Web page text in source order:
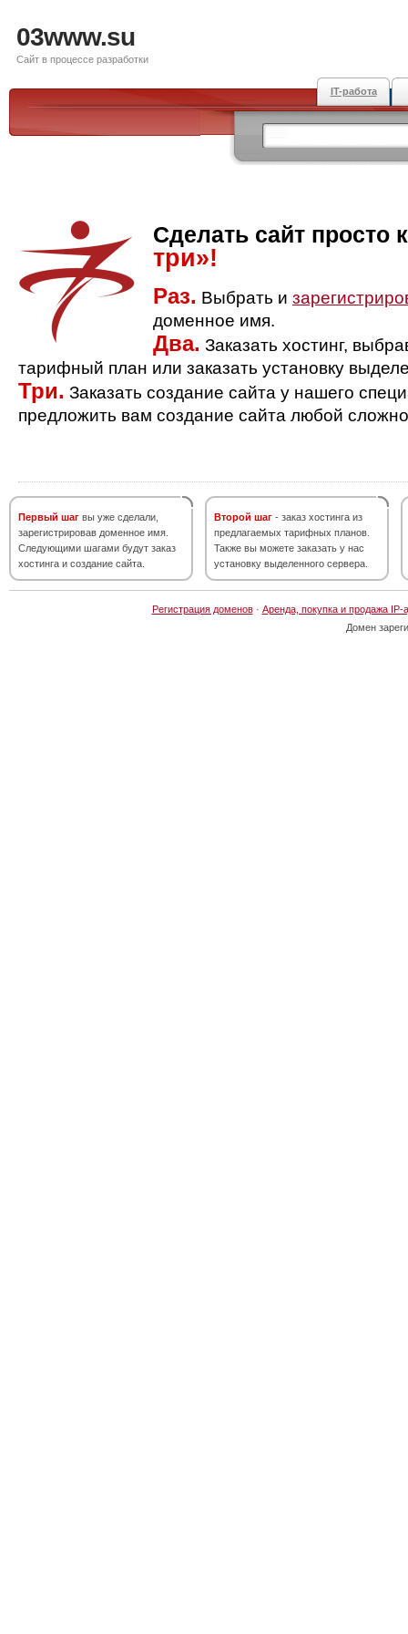
03www.su
Сайт в процессе разработки
IT-работа
Сделать сайт просто
три»!
Раз. Выбрать и
доменное имя.
Два. Заказать хостинг,
тарифный план или заказать установку
Три. Заказать создание сайта у нашего
предложить вам создание сайта любой
Первый шаг вы уже сделали,
зарегистрировав доменное имя.
Следующими шагами будут заказ
хостинга и создание сайта.
Второй шаг - заказ хостинга из
предлагаемых тарифных планов.
Также вы можете заказать у нас
установку выделенного сервера.
Регистрация доменов· Аренда, покупка и продажа IP-
Домен